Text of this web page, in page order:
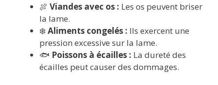
🍖 Viandes avec os : Les os peuvent briser
la lame.
❄️ Aliments congelés : Ils exercent une
pression excessive sur la lame.
🐟 Poissons à écailles : La dureté des
écailles peut causer des dommages.